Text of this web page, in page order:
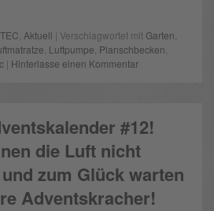
Aktuell | Verschlagwortet mit Garten
Luftpumpe Planschbecken
| Hinterlasse einen Kommentar
#12!
die Luft nicht
zum Glück warten
Adventskracher!